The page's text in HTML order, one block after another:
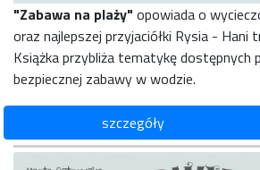
"Zabawa na plaży" opowiada o
oraz najlepszej przyjaciółki Rysia - Hani
Książka przybliża tematykę dostępnych
bezpiecznej zabawy w wodzie.
szczegóły